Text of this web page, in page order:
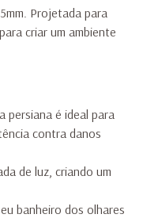
Projetada para
criar um ambiente
persiana é ideal para
contra danos
de luz, criando um
banheiro dos olhares